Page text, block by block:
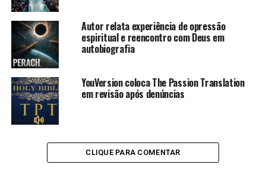
Autor relata experiência de opressão
espiritual e reencontro com Deus em
autobiografia
YouVersion coloca The Passion Translation
em revisão após denúncias
CLIQUE PARA COMENTAR